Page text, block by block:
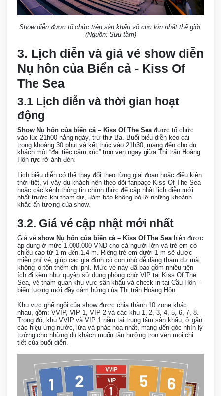
Show diễn được tổ chức trên sân khấu vô cực lớn nhất thế giới.
(Nguồn: Sưu tầm)
3. Lịch diễn và giá vé show diễn
Nụ hôn của Biển cả - Kiss Of
The Sea
3.1 Lịch diễn và thời gian hoạt
động
Show Nụ hôn của biển cả – Kiss Of The Seađược tổ chức
vào lúc 21h00 hằng ngày, trừ thứ Ba. Buổi biểu diễn kéo dài
trong khoảng 30 phút và kết thúc vào 21h30, mang đến cho du
khách một “đại tiệc cảm xúc” trọn vẹn ngay giữa Thị trấn Hoàng
Hôn rực rỡ ánh đèn.
Lịch biểu diễn có thể thay đổi theo từng giai đoạn hoặc điều kiện
thời tiết, vì vậy du khách nên theo dõi fanpage Kiss Of The Sea
hoặc các kênh thông tin chính thức để cập nhật lịch diễn mới
nhất trước khi tham dự, đảm bảo không bỏ lỡ những khoảnh
khắc ấn tượng của show.
3.2. Giá vé cập nhật mới nhất
Giá vé show Nụ hôn của biển cả – Kiss Of The Seahiện được
áp dụng ở mức 1.000.000 VNĐ cho cả người lớn và trẻ em có
chiều cao từ 1 m đến 1.4 m. Riêng trẻ em dưới 1 m sẽ được
miễn phí vé, giúp các gia đình có con nhỏ dễ dàng tham dự mà
không lo tốn thêm chi phí. Mức vé này đã bao gồm nhiều tiện
ích đi kèm như quyền sử dụng phòng chờ VIP tại Kiss Of The
Sea, vé tham quan khu vực sân khấu và check-in tại Cầu Hôn –
biểu tượng mới đầy cảm hứng của Thị trấn Hoàng Hôn.
Khu vực ghế ngồi của show được chia thành 10 zone khác
nhau, gồm: VVIP, VIP 1, VIP 2 và các khu 1, 2, 3, 4, 5, 6, 7, 8.
Trong đó, khu VVIP và VIP 1 nằm tại trung tâm sân khấu, ở gần
các hiệu ứng nước, lửa và pháo hoa nhất, mang đến góc nhìn lý
tưởng cho những du khách muốn tận hưởng trọn vẹn mọi chi
tiết của buổi diễn.